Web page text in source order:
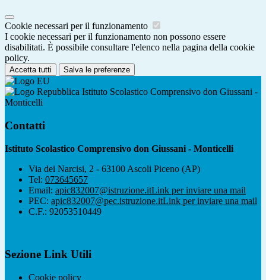
Cookie necessari per il funzionamento
I cookie necessari per il funzionamento non possono essere
disabilitati. È possibile consultare l'elenco nella pagina della cookie
policy.
Accetta tutti Salva le preferenze
Istituto Scolastico Comprensivo don Giussani -
Monticelli
Contatti
Istituto Scolastico Comprensivo don Giussani - Monticelli
Via dei Narcisi, 2 - 63100 Ascoli Piceno (AP)
Tel: 073645657
Email: apic832007@istruzione.itLink per inviare una mail
PEC: apic832007@pec.istruzione.itLink per inviare una mail
C.F.: 92053510449
Sezione Link Utili
Cookie policy